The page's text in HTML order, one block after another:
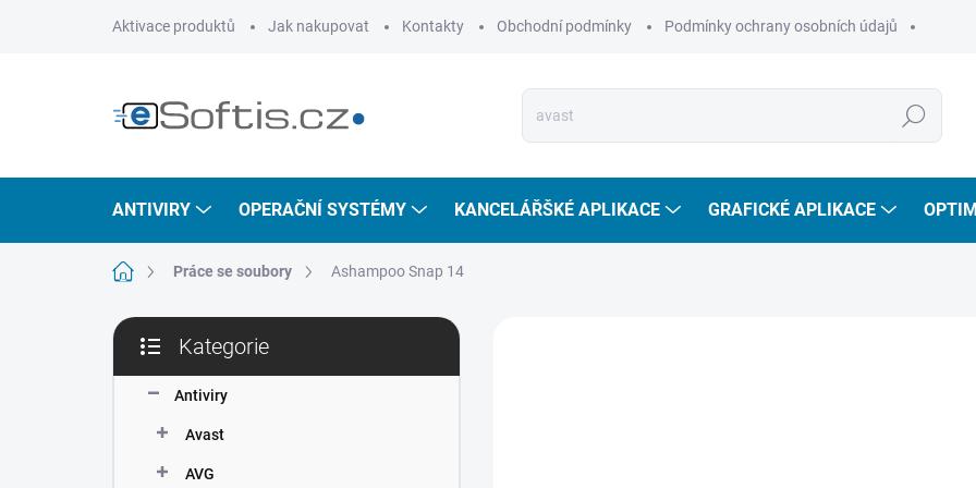
Aktivace produktů Jak nakupovat Kontakty Obchodní podmínky Podmínky ochrany osobních údajů
Hledat
ANTIVIRY OPERAČNÍ SYSTÉMY KANCELÁŘŠKÉ APLIKACE GRAFICKÉ APLIKACE
Domů Práce se soubory Ashampoo Snap 14
P
s
kategorie
Kategorie
Antiviry
Avast
AVG